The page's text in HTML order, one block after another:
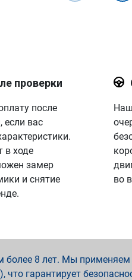
проверки
после
если вас
в ходе
замер
и снятие
во
8 лет. Мы применяем
что гарантирует